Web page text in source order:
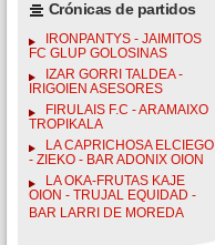
Crónicas de partidos
IRONPANTYS - JAIMITOS
FC GLUP GOLOSINAS
IZAR GORRI TALDEA -
IRIGOIEN ASESORES
FIRULAIS F.C - ARAMAIXO
TROPIKALA
LA CAPRICHOSA ELCIEGO
- ZIEKO - BAR ADONIX OION
LA OKA-FRUTAS KAJE
OION - TRUJAL EQUIDAD -
BAR LARRI DE MOREDA